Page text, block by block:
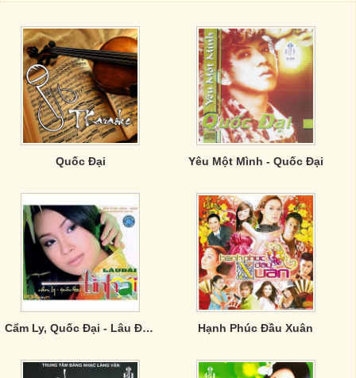
Quốc Đại Yêu Một Mình - Quốc Đại
Cẩm Ly, Quốc Đại - Lâu Đài Tình Ái Hạnh Phúc Đầu Xuân